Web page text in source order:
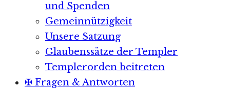
und Spenden
Gemeinnützigkeit
Unsere Satzung
Glaubenssätze der Templer
Templerorden beitreten
✠ Fragen & Antworten